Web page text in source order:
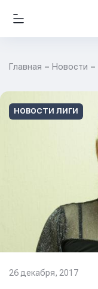
Главная Новости
НОВОСТИ ЛИГИ
26 декабря, 2017